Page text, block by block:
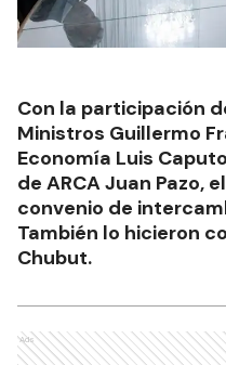
Con la participación
Ministros Guillermo
Economía Luis
de ARCA Juan Pazo,
convenio de
También lo hicieron
Chubut.
Ads